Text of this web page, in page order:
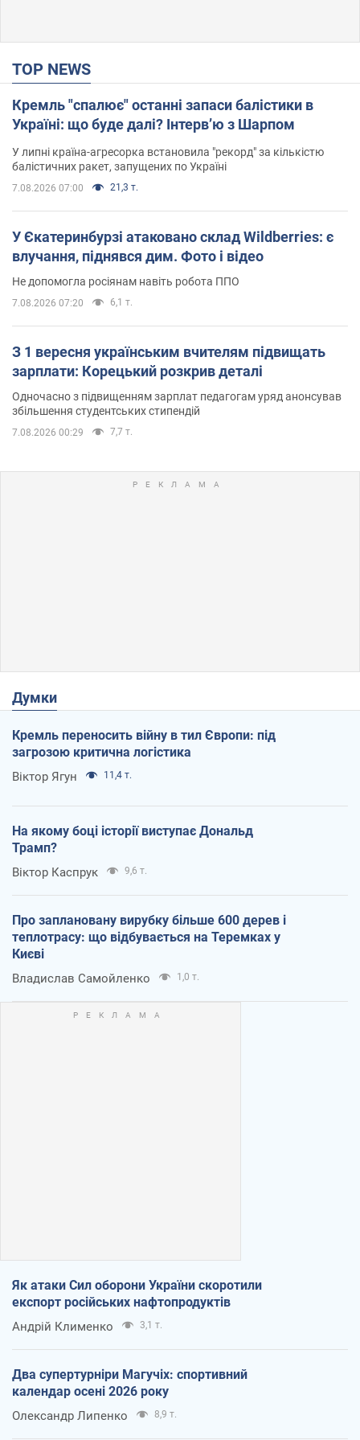
TOP NEWS
Кремль "спалює" останні запаси балістики в
Україні: що буде далі? Інтерв’ю з Шарпом
У липні країна-агресорка встановила "рекорд" за кількістю
балістичних ракет, запущених по Україні
7.08.2026 07:00 21,3 т.
У Єкатеринбурзі атаковано склад Wildberries: є
влучання, піднявся дим. Фото і відео
Не допомогла росіянам навіть робота ППО
7.08.2026 07:20 6,1 т.
З 1 вересня українським вчителям підвищать
зарплати: Корецький розкрив деталі
Одночасно з підвищенням зарплат педагогам уряд анонсував
збільшення студентських стипендій
7.08.2026 00:29 7,7 т.
Думки
Кремль переносить війну в тил Європи: під
загрозою критична логістика
Віктор Ягун 11,4 т.
На якому боці історії виступає Дональд
Трамп?
Віктор Каспрук 9,6 т.
Про заплановану вирубку більше 600 дерев і
теплотрасу: що відбувається на Теремках у
Києві
Владислав Самойленко 1,0 т.
Як атаки Сил оборони України скоротили
експорт російських нафтопродуктів
Андрій Клименко 3,1 т.
Два супертурніри Магучіх: спортивний
календар осені 2026 року
Олександр Липенко 8,9 т.